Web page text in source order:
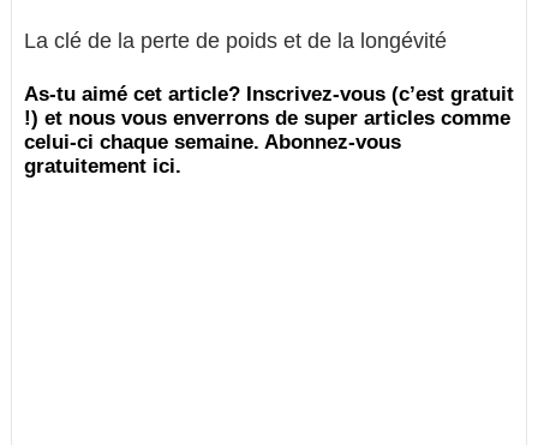
La clé de la perte de poids et de la longévité
As-tu aimé cet article? Inscrivez-vous (c’est gratuit
!) et nous vous enverrons de super articles comme
celui-ci chaque semaine. Abonnez-vous
gratuitement ici.